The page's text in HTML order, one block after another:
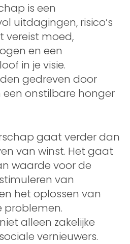
is een
uitdagingen, risico’s
vereist moed,
en een
in je visie.
gedreven door
een onstilbare honger
gaat verder dan
van winst. Het gaat
waarde voor de
van
het oplossen van
alleen zakelijke
vernieuwers.